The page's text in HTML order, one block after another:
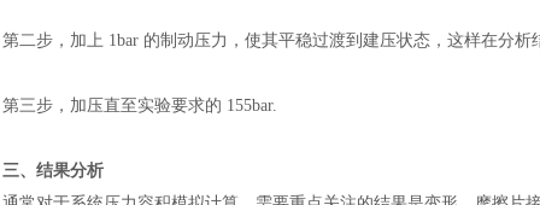
第二步，加上 1bar 的制动压力，使其平稳过渡到建压状态，这样在分
第三步，加压直至实验要求的 155bar.
三、结果分析